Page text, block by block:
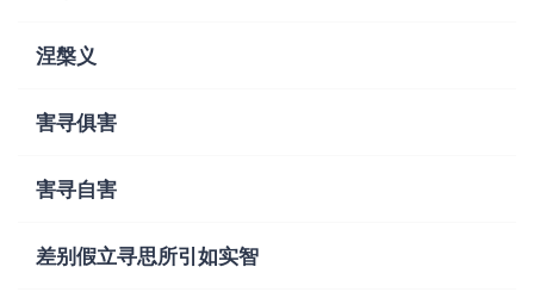
涅槃义
害寻俱害
害寻自害
差别假立寻思所引如实智